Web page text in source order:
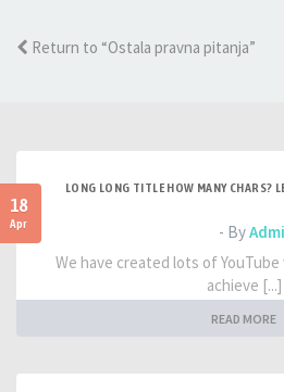
Return to “Ostala pravna pitanja”
18
Apr
LONG LONG TITLE HOW MANY CHARS?
- By
We have created lots of
achieve [...]
READ MORE